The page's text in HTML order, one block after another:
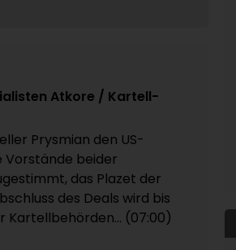
Atkore / Kartell-
Prysmian den US-
beider
das Plazet der
des Deals wird bis
Kartellbehörden... (07:00)